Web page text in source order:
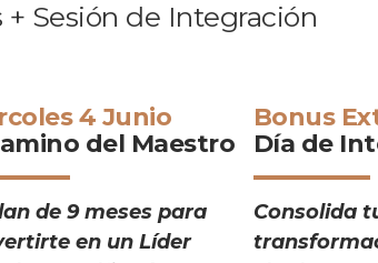
Sesión de Integración
4 Junio
del Maestro
de 9 meses para
en un Líder
Bonus
Día de
Consolida